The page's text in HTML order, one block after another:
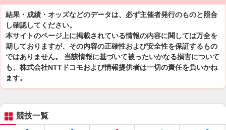
結果・成績・オッズなどのデータは、必ず主催者発行のものと照合
し確認してください。
本サイトのページ上に掲載されている情報の内容に関しては万全を
期しておりますが、その内容の正確性および安全性を保証するもの
ではありません。 当該情報に基づいて被ったいかなる損害について
も、株式会社NTTドコモおよび情報提供者は一切の責任を負いかね
ます。
競技一覧